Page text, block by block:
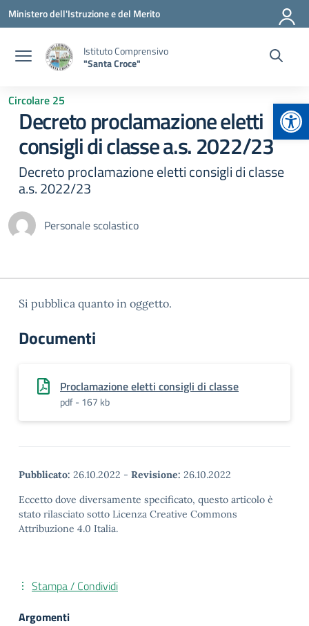
Vai ai contenuti
Vai al menu di navigazione
Vai al footer
Ministero dell'Istruzione e del Merito
Istituto Comprensivo
"Santa Croce"
Circolare 25
Decreto proclamazione eletti
consigli di classe a.s. 2022/23
Decreto proclamazione eletti consigli di classe
a.s. 2022/23
Personale scolastico
Si pubblica quanto in oggetto.
Documenti
Proclamazione eletti consigli di classe
pdf - 167 kb
Pubblicato: 26.10.2022 - Revisione: 26.10.2022
Eccetto dove diversamente specificato, questo articolo è
stato rilasciato sotto Licenza Creative Commons
Attribuzione 4.0 Italia.
Stampa / Condividi
Argomenti